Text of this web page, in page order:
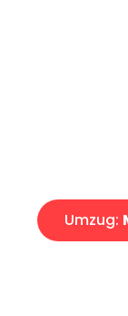
Umzug: